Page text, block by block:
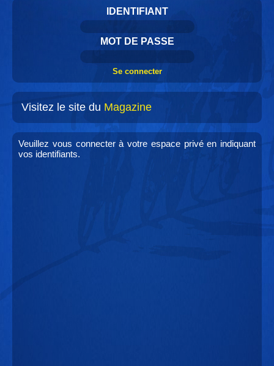
IDENTIFIANT
MOT DE PASSE
Visitez le site du Magazine
Veuillez vous connecter à votre espace privé en indiquant
vos identifiants.